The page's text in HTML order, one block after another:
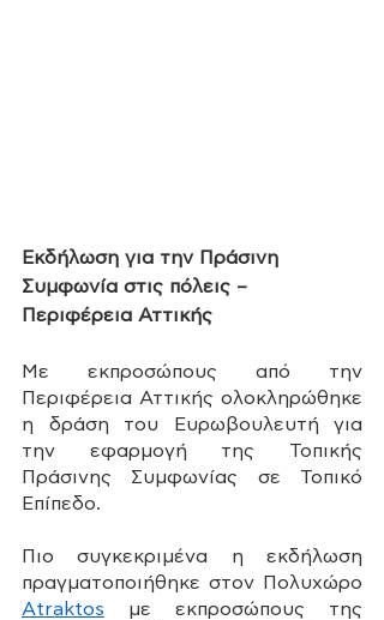
Εκδήλωση για την Πράσινη
Συμφωνία στις πόλεις –
Περιφέρεια Αττικής
Με εκπροσώπους από την
Περιφέρεια Αττικής ολοκληρώθηκε
η δράση του Ευρωβουλευτή για
την εφαρμογή της Τοπικής
Πράσινης Συμφωνίας σε Τοπικό
Επίπεδο.
Πιο συγκεκριμένα η εκδήλωση
Atraktos με εκπροσώπους της